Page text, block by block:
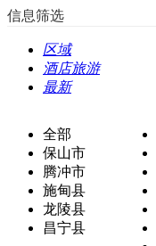
信息筛选
区域
酒店旅游
最新
全部
保山市
腾冲市
施甸县
龙陵县
昌宁县